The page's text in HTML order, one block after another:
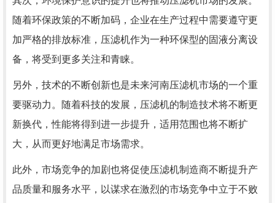
随着环保政策的不断加码，企业在生产过程中需要遵守更
加严格的排放标准，压滤机作为一种环保型的固液分离设
备，将受到更多关注和青睐。
另外，技术的不断创新也是未来河南压滤机市场的一个重
要驱动力。随着科技的发展，压滤机的制造技术将不断更
新换代，性能将得到进一步提升，适用范围也将不断扩
大，从而更好地满足市场需求。
此外，市场竞争的加剧也将促使压滤机制造商不断提升产
品质量和服务水平，以谋求在激烈的市场竞争中立于不败